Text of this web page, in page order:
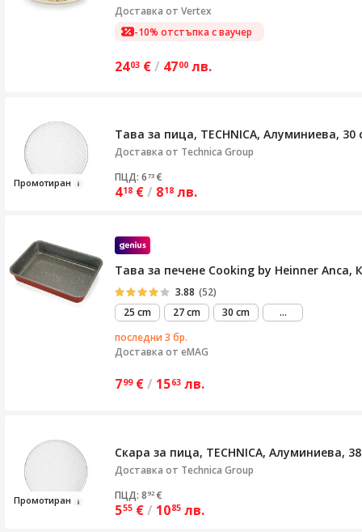
Доставка от Vertex
-10% отстъпка с ваучер
2403 €/ 4700 лв.
Промотиран
Тава за пица, TECHNICA, Алуминиева, 30
Доставка от Technica Group
ПЦД: 6 73 €
418 €/ 818 лв.
Тава за печене Cooking by Heinner Anca,
3.88 (52)
25 cm
27 cm 30 cm ...виж
последни 3 бр.
Доставка от eMAG
799 €/ 1563 лв.
Промотиран
Скара за пица, TECHNICA, Алуминиева,
Доставка от Technica Group
ПЦД: 8 92 €
555 €/ 1085 лв.